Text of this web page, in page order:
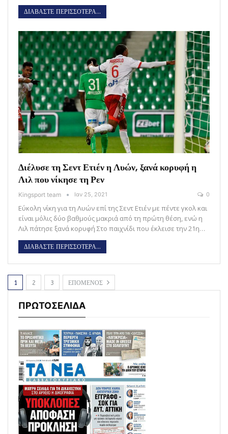
ΔΙΑΒΑΣΤΕ ΠΕΡΙΣΣΟΤΕΡΑ...
Διέλυσε τη Σεντ Ετιέν η Λυών, ξανά κορυφή η
Λιλ που νίκησε τη Ρεν
Kingsport team Ιαν 25, 2021 0
Εύκολη νίκη για τη Λυών επί της Σεντ Ετιέν με πέντε γκολ και
είναι μόλις δύο βαθμούς μακριά από τη πρώτη θέση, ενώ η
Λιλ πάτησε ξανά κορυφή Στο παιχνίδι που έκλεισε την 21η…
ΔΙΑΒΑΣΤΕ ΠΕΡΙΣΣΟΤΕΡΑ...
1 2 3 ΕΠΟΜΕΝΟΣ
ΠΡΩΤΟΣΕΛΙΔΑ